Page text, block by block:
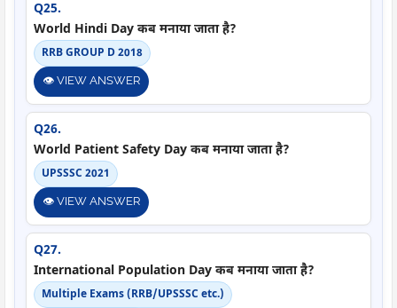
Q25.
World Hindi Day कब मनाया जाता है?
RRB GROUP D 2018
👁️ VIEW ANSWER
Q26.
World Patient Safety Day कब मनाया जाता है?
UPSSSC 2021
👁️ VIEW ANSWER
Q27.
International Population Day कब मनाया जाता है?
Multiple Exams (RRB/UPSSSC etc.)